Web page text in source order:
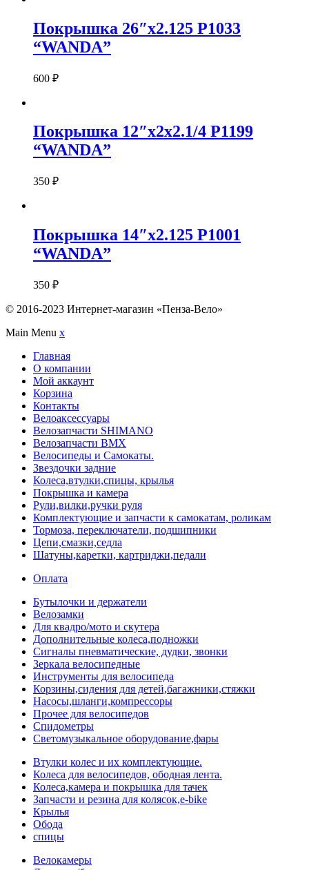
Покрышка 26″x2.125 P1033
“WANDA”
600 ₽
Покрышка 12″х2х2.1/4 P1199
“WANDA”
350 ₽
Покрышка 14″x2.125 P1001
“WANDA”
350 ₽
© 2016-2023 Интернет-магазин «Пенза-Вело»
Main Menu x
Главная
О компании
Мой аккаунт
Корзина
Контакты
Велоаксессуары
Велозапчасти SHIMANO
Велозапчасти BMX
Велосипеды и Самокаты.
Звездочки задние
Колеса,втулки,спицы, крылья
Покрышка и камера
Рули,вилки,ручки руля
Комплектующие и запчасти к самокатам, роликам
Тормоза, переключатели, подшипники
Цепи,смазки,седла
Шатуны,каретки, картриджи,педали
Оплата
Бутылочки и держатели
Велозамки
Для квадро/мото и скутера
Дополнительные колеса,подножки
Сигналы пневматические, дудки, звонки
Зеркала велосипедные
Инструменты для велосипеда
Корзины,сидения для детей,багажники,стяжки
Насосы,шланги,компрессоры
Прочее для велосипедов
Спидометры
Светомузыкальное оборудование,фары
Втулки колес и их комплектующие.
Колеса для велосипедов, ободная лента.
Колеса,камера и покрышка для тачек
Запчасти и резина для колясок,e-bike
Крылья
Обода
спицы
Велокамеры